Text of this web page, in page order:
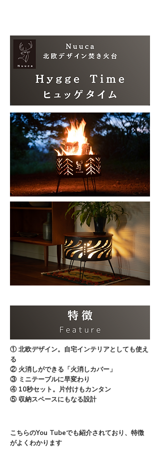
① 北欧デザイン。自宅インテリアとしても使え
る
② 火消しができる「火消しカバー」
③ ミニテーブルに早変わり
④ 10秒セット。片付けもカンタン
⑤ 収納スペースにもなる設計
こちらのYou Tubeでも紹介されており、特徴
がよくわかります